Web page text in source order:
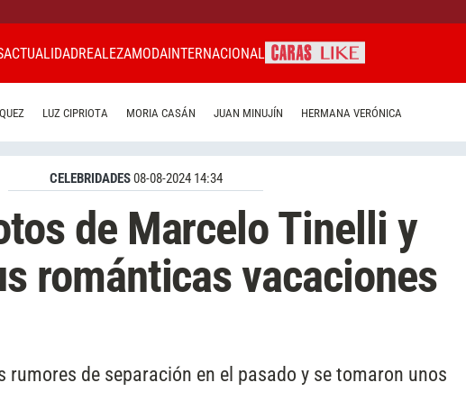
ACTUALIDADREALEZAMODAINTERNACIONAL
LUZ CIPRIOTA MORIA CASÁN JUAN MINUJÍN HERMANA VERÓNICA
CELEBRIDADES08-08-2024 14:34
de Marcelo Tinelli y
románticas vacaciones
rumores de separación en el pasado y se tomaron unos